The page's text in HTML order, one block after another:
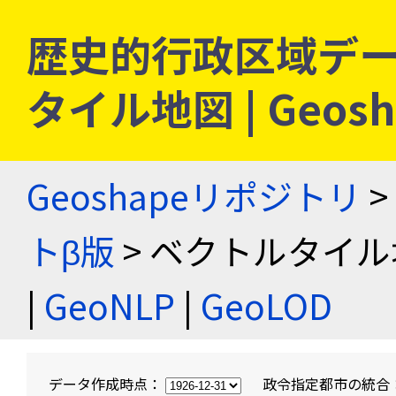
歴史的行政区域デ
タイル地図 |
Geoshapeリポジトリ >
トβ版 > ベクトルタイ
| GeoNLP | GeoLOD
データ作成時点： 政令指定都市の統